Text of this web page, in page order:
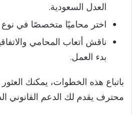
العدل السعودية.
اختر محاميًا متخصصًا في نوع
ناقش أتعاب المحامي
بدء العمل.
باتباع هذه الخطوات، يمكنك
محترف يقدم لك الدعم القانوني